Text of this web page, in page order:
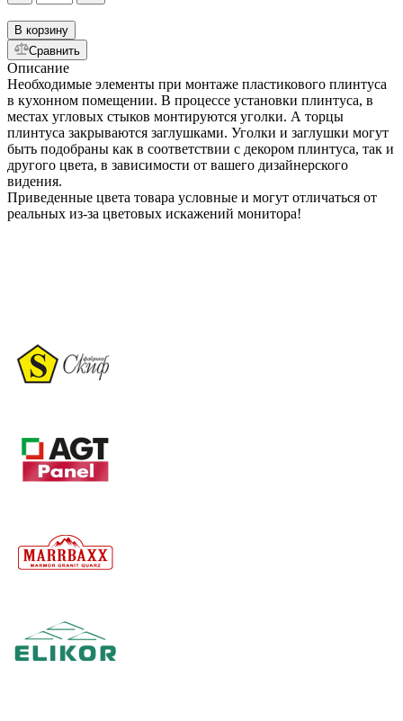
В корзину
Сравнить
Описание
Необходимые элементы при монтаже пластикового плинтуса
в кухонном помещении. В процессе установки плинтуса, в
местах угловых стыков монтируются уголки. А торцы
плинтуса закрываются заглушками. Уголки и заглушки могут
быть подобраны как в соответствии с декором плинтуса, так и
другого цвета, в зависимости от вашего дизайнерского
видения.
Приведенные цвета товара условные и могут отличаться от
реальных из-за цветовых искажений монитора!